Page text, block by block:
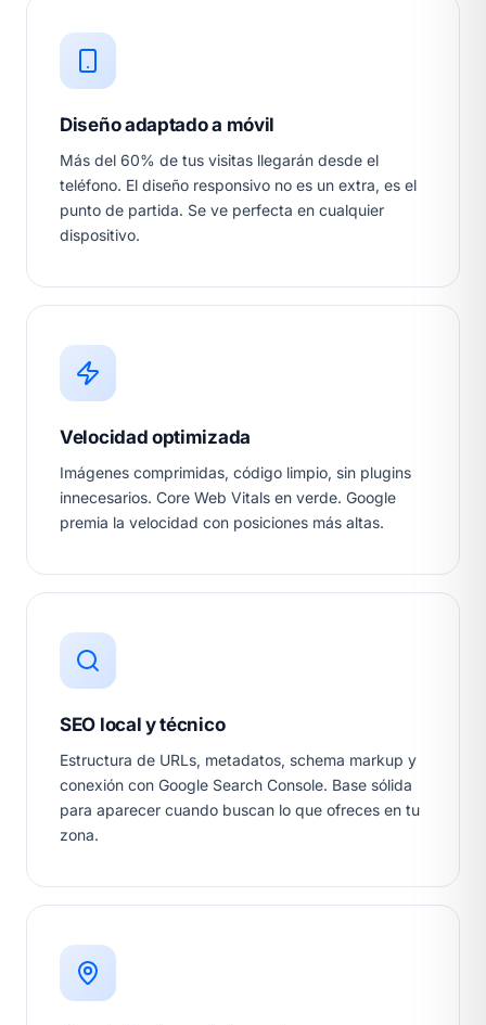
Diseño adaptado a móvil
Más del 60% de tus visitas llegarán desde el
teléfono. El diseño responsivo no es un extra, es el
punto de partida. Se ve perfecta en cualquier
dispositivo.
Velocidad optimizada
Imágenes comprimidas, código limpio, sin plugins
innecesarios. Core Web Vitals en verde. Google
premia la velocidad con posiciones más altas.
SEO local y técnico
Estructura de URLs, metadatos, schema markup y
conexión con Google Search Console. Base sólida
para aparecer cuando buscan lo que ofreces en tu
zona.